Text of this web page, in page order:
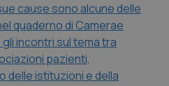
cause sono alcune delle
quaderno di Camerae
incontri sul tema tra
pazienti,
delle istituzioni e della